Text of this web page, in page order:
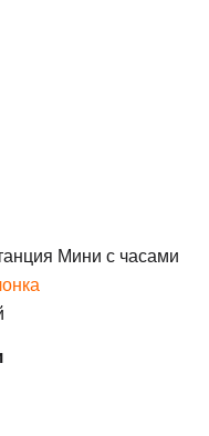
Мини с часами